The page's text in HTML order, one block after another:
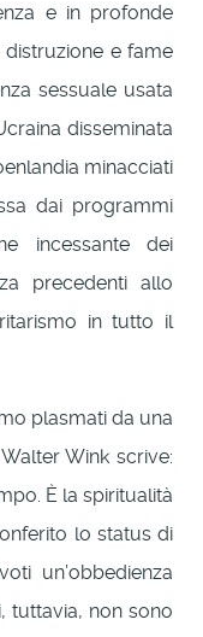
e in profonde
distruzione e fame
sessuale usata
disseminata
minacciati
dai programmi
incessante dei
precedenti allo
in tutto il
plasmati da una
Wink scrive:
È la spiritualità
lo status di
un’obbedienza
tuttavia, non sono